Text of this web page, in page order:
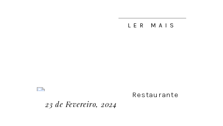
LER MAIS
23 de Fevereiro, 2024